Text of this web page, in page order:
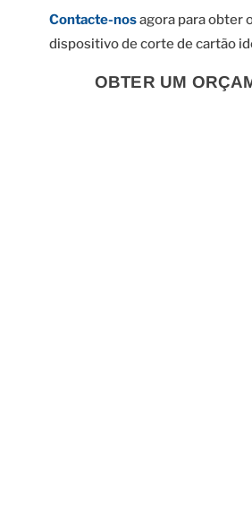
Contacte-nosagora para obter
dispositivo de corte de cartão
OBTER UM